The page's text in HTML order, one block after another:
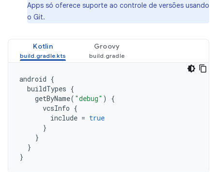
Apps só oferece suporte ao controle de versões usando
o Git.
Kotlin Groovy
android {
buildTypes {
getByName( "debug" )
{
vcsInfo {
include = true
}
}
}
}